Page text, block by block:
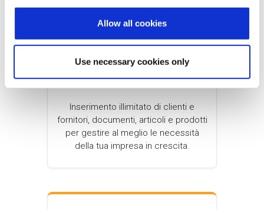
Allow all cookies
Use necessary cookies only
PROFESSIONAL
Inserimento illimitato di clienti e
fornitori, documenti, articoli e prodotti
per gestire al meglio le necessità
della tua impresa in crescita.